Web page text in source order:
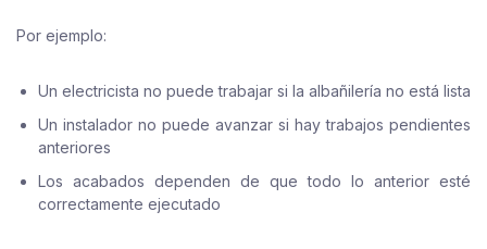
Por ejemplo:
Un electricista no puede trabajar si la albañilería no está lista
Un instalador no puede avanzar si hay trabajos pendientes
anteriores
Los acabados dependen de que todo lo anterior esté
correctamente ejecutado